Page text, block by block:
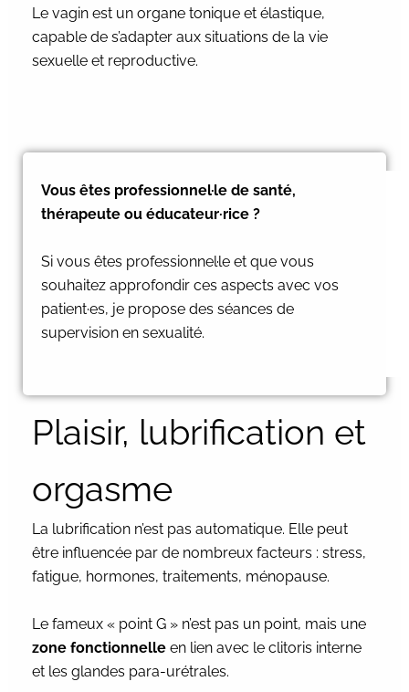
Le vagin est un organe tonique et élastique,
capable de s’adapter aux situations de la vie
sexuelle et reproductive.
Vous êtes professionnel·le de santé,
thérapeute ou éducateur·rice ?
Si vous êtes professionnel·le et que vous
souhaitez approfondir ces aspects avec vos
patient·es, je propose des séances de
supervision en sexualité.
Plaisir, lubrification et
orgasme
La lubrification n’est pas automatique. Elle peut
être influencée par de nombreux facteurs : stress,
fatigue, hormones, traitements, ménopause.
Le fameux « point G » n’est pas un point, mais une
zone fonctionnelleen lien avec le clitoris interne
et les glandes para-urétrales.